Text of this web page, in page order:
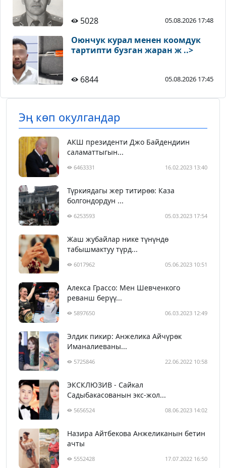
5028 05.08.2026 17:48
Оюнчук курал менен коомдук
тартипти бузган жаран ж ..>
6844 05.08.2026 17:45
Эң көп окулгандар
АКШ президенти Джо Байдендиин
саламаттыгын...
6463331 16.02.2023 13:40
Түркиядагы жер титирөө: Каза
болгондордун ...
6253593 05.03.2023 17:54
Жаш жубайлар нике түнүндө
табышмактуу түрд...
6017962 05.06.2023 10:51
Алекса Грассо: Мен Шевченкого
реванш берүү...
5897650 06.03.2023 12:49
Элдик пикир: Анжелика Айчүрөк
Иманалиеваны...
5725846 22.06.2022 10:58
ЭКСКЛЮЗИВ - Сайкал
Садыбакасованын экс-жол...
5656524 08.06.2023 14:02
Назира Айтбекова Анжеликанын бетин
ачты
5552428 17.07.2022 16:50